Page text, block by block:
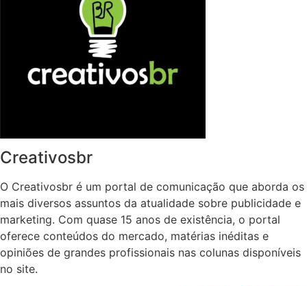
Creativosbr
O Creativosbr é um portal de comunicação que aborda os
mais diversos assuntos da atualidade sobre publicidade e
marketing. Com quase 15 anos de existência, o portal
oferece conteúdos do mercado, matérias inéditas e
opiniões de grandes profissionais nas colunas disponíveis
no site.